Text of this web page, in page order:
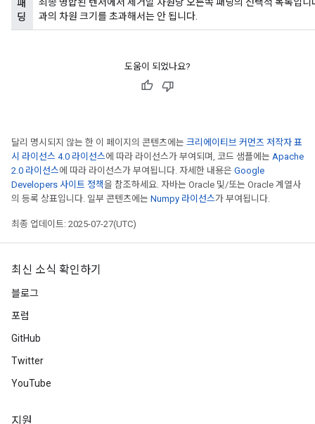
패
딩
과의 차원 크기를 초과해서는 안 됩니다.
도움이 되었나요?
달리 명시되지 않는 한 이 페이지의 콘텐츠에는 크리에이티브 커먼즈 저작자 표
시 라이선스 4.0 라이선스에 따라 라이선스가 부여되며, 코드 샘플에는 Apache
2.0 라이선스에 따라 라이선스가 부여됩니다. 자세한 내용은 Google
Developers 사이트 정책을 참조하세요. 자바는 Oracle 및/또는 Oracle 계열사
의 등록 상표입니다. 일부 콘텐츠에는 Numpy 라이선스가 부여됩니다.
최종 업데이트: 2025-07-27(UTC)
최신 소식 확인하기
블로그
포럼
GitHub
Twitter
YouTube
지원